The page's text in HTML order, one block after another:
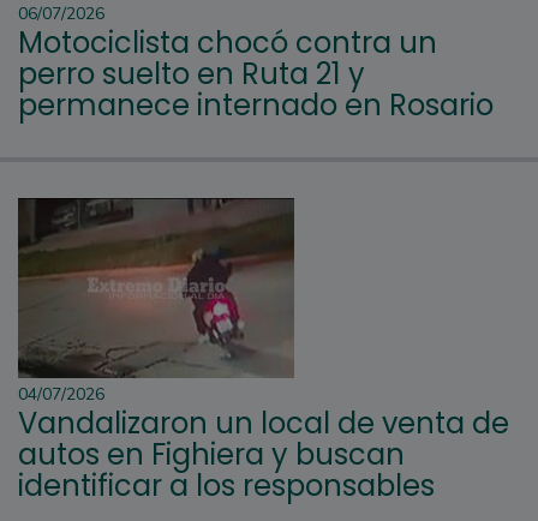
06/07/2026
Motociclista chocó contra un
perro suelto en Ruta 21 y
permanece internado en Rosario
04/07/2026
Vandalizaron un local de venta de
autos en Fighiera y buscan
identificar a los responsables